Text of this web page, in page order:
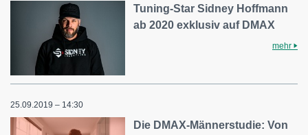
Tuning-Star Sidney Hoffmann
ab 2020 exklusiv auf DMAX
mehr
25.09.2019 – 14:30
Die DMAX-Männerstudie: Von